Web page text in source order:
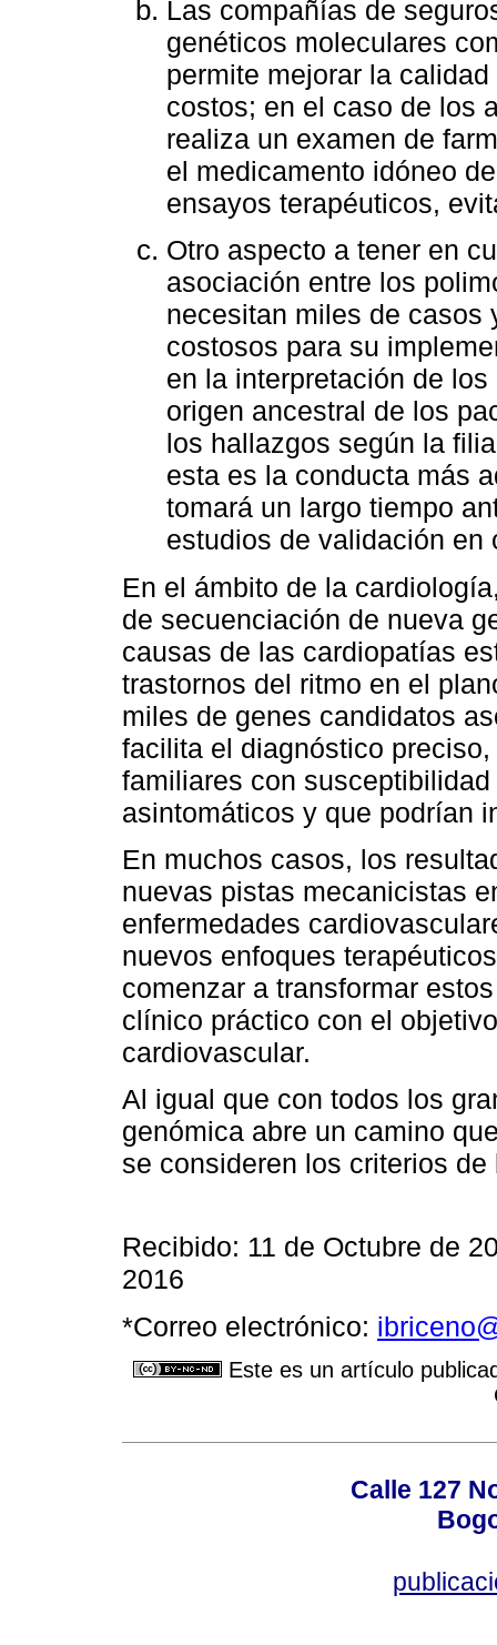
Las compañías de
genéticos moleculares
permite mejorar la
costos; en el caso de los
realiza un examen de
el medicamento idóneo
ensayos terapéuticos,
Otro aspecto a tener en
asociación entre los
necesitan miles de casos
costosos para su
en la interpretación de
origen ancestral de los
los hallazgos según la
esta es la conducta más
tomará un largo tiempo
estudios de validación en
En el ámbito de la
de secuenciación de nueva
causas de las cardiopatías
trastornos del ritmo en el
miles de genes candidatos
facilita el diagnóstico
familiares con
asintomáticos y que podrían
En muchos casos, los
nuevas pistas mecanicistas
enfermedades
nuevos enfoques
comenzar a transformar
clínico práctico con el
cardiovascular.
Al igual que con todos los
genómica abre un camino
se consideren los criterios
Recibido: 11 de Octubre de
2016
*Correo electrónico:
Este es un artículo
Calle 127